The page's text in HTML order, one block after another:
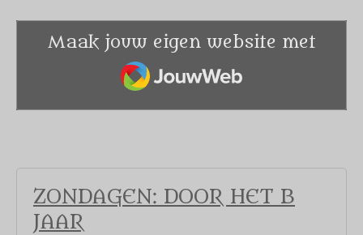
Maak jouw eigen website met
JouwWeb
ZONDAGEN: DOOR HET B
JAAR